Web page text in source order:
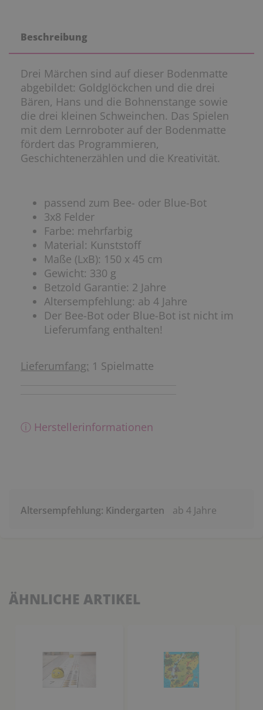
Beschreibung
Drei Märchen sind auf dieser Bodenmatte
abgebildet: Goldglöckchen und die drei
Bären, Hans und die Bohnenstange sowie
die drei kleinen Schweinchen. Das Spielen
mit dem Lernroboter auf der Bodenmatte
fördert das Programmieren,
Geschichtenerzählen und die Kreativität.
passend zum Bee- oder Blue-Bot
3x8 Felder
Farbe: mehrfarbig
Material: Kunststoff
Maße (LxB): 150 x 45 cm
Gewicht: 330 g
Betzold Garantie: 2 Jahre
Altersempfehlung: ab 4 Jahre
Der Bee-Bot oder Blue-Bot ist nicht im
Lieferumfang enthalten!
Lieferumfang: 1 Spielmatte
ⓘ Herstellerinformationen
Altersempfehlung: Kindergarten ab 4 Jahre
ÄHNLICHE ARTIKEL